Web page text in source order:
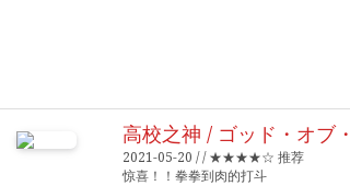
高校之神 / ゴッド・オブ
2021-05-20 / / ★★★★☆ 推荐
惊喜！！拳拳到肉的打斗